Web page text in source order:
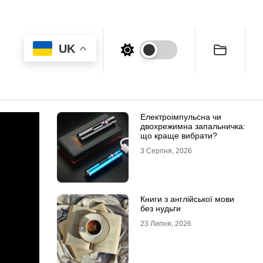
UK
Електроімпульсна чи
двохрежимна запальничка:
що краще вибрати?
3 Серпня, 2026
Книги з англійської мови
без нудьги
23 Липня, 2026